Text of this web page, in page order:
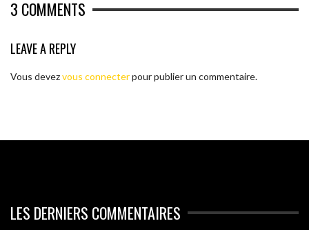
3 COMMENTS
LEAVE A REPLY
Vous devezvous connecterpour publier un commentaire.
LES DERNIERS COMMENTAIRES